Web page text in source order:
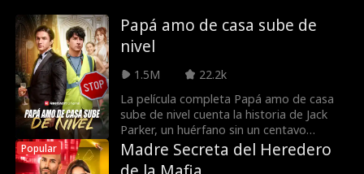
Papá amo de casa sube de
nivel
1.5M
22.2k
La película completa Papá amo de casa
sube de nivel cuenta la historia de Jack
Parker, un huérfano sin un centavo
profundamente dedicado a su esposa e
hijo. Desafortunadamente para Jack, la
Popular
Madre Secreta del Heredero